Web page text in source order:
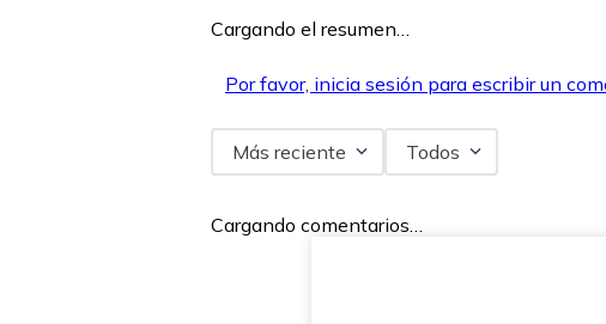
Cargando el resumen…
Por favor, inicia sesión para escribir un
Más reciente Todos
Cargando comentarios…